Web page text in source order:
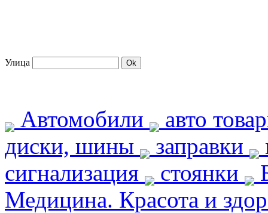
Улица
Автомобили
авто
диски, шины
заправки
сигнализация
стоянки
Медицина. Красота и